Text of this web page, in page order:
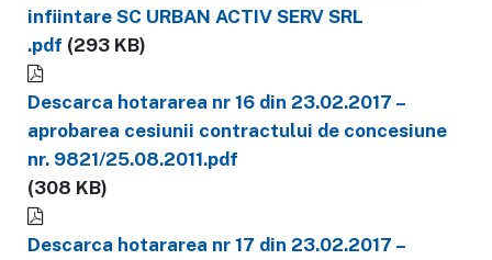
infiintare SC URBAN ACTIV SERV SRL
.pdf (293 KB)
Descarca hotararea nr 16 din 23.02.2017 –
aprobarea cesiunii contractului de concesiune
nr. 9821/25.08.2011.pdf
(308 KB)
Descarca hotararea nr 17 din 23.02.2017 –